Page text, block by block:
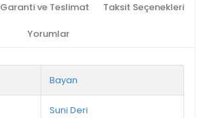
Garanti ve Teslimat Taksit Seçenekleri
Yorumlar
Bayan
Suni Deri